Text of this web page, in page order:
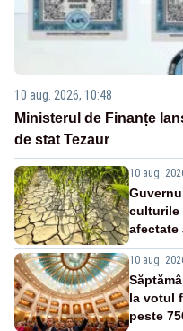
10 aug. 2026, 10:48
Ministerul de Finanțe
de stat Tezaur
10 aug.
culturile
afectate
10 aug.
la votul
peste